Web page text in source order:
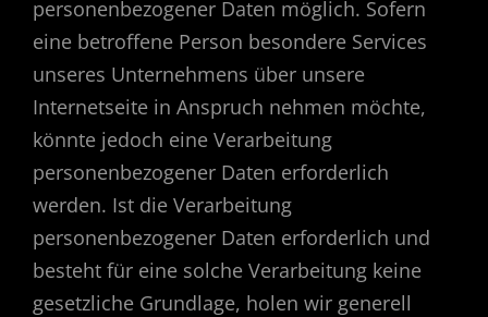
personenbezogener Daten möglich. Sofern
eine betroffene Person besondere Services
unseres Unternehmens über unsere
Internetseite in Anspruch nehmen möchte,
könnte jedoch eine Verarbeitung
personenbezogener Daten erforderlich
werden. Ist die Verarbeitung
personenbezogener Daten erforderlich und
besteht für eine solche Verarbeitung keine
gesetzliche Grundlage, holen wir generell